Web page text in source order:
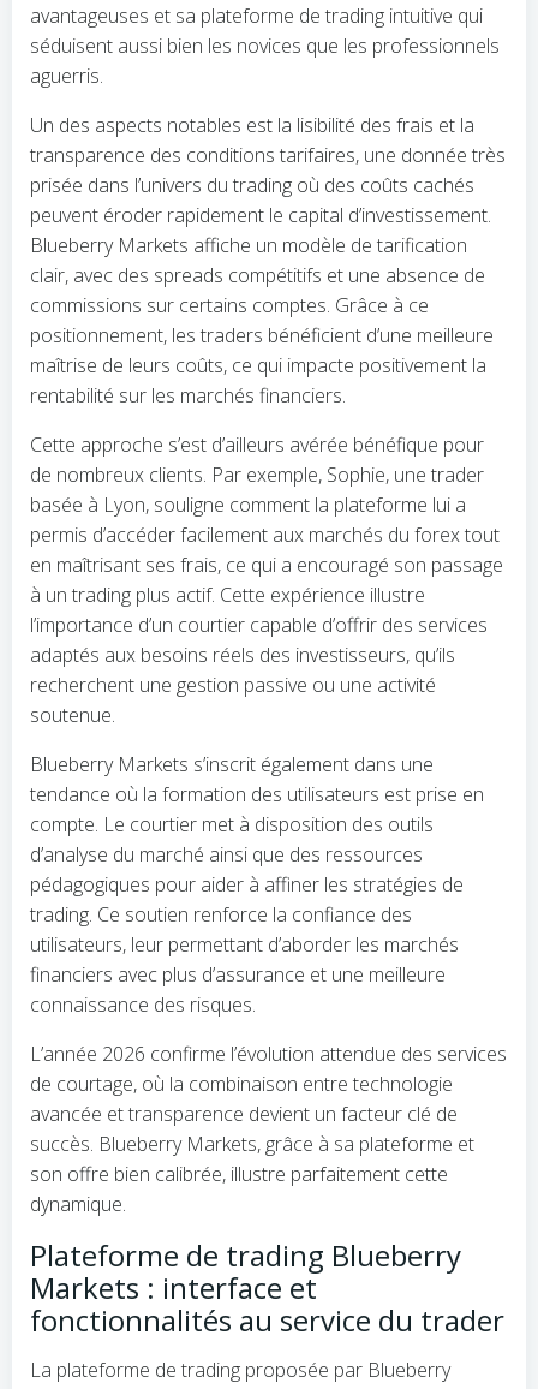
avantageuses et sa plateforme de trading intuitive qui
séduisent aussi bien les novices que les professionnels
aguerris.
Un des aspects notables est la lisibilité des frais et la
transparence des conditions tarifaires, une donnée très
prisée dans l’univers du trading où des coûts cachés
peuvent éroder rapidement le capital d’investissement.
Blueberry Markets affiche un modèle de tarification
clair, avec des spreads compétitifs et une absence de
commissions sur certains comptes. Grâce à ce
positionnement, les traders bénéficient d’une meilleure
maîtrise de leurs coûts, ce qui impacte positivement la
rentabilité sur les marchés financiers.
Cette approche s’est d’ailleurs avérée bénéfique pour
de nombreux clients. Par exemple, Sophie, une trader
basée à Lyon, souligne comment la plateforme lui a
permis d’accéder facilement aux marchés du forex tout
en maîtrisant ses frais, ce qui a encouragé son passage
à un trading plus actif. Cette expérience illustre
l’importance d’un courtier capable d’offrir des services
adaptés aux besoins réels des investisseurs, qu’ils
recherchent une gestion passive ou une activité
soutenue.
Blueberry Markets s’inscrit également dans une
tendance où la formation des utilisateurs est prise en
compte. Le courtier met à disposition des outils
d’analyse du marché ainsi que des ressources
pédagogiques pour aider à affiner les stratégies de
trading. Ce soutien renforce la confiance des
utilisateurs, leur permettant d’aborder les marchés
financiers avec plus d’assurance et une meilleure
connaissance des risques.
L’année 2026 confirme l’évolution attendue des services
de courtage, où la combinaison entre technologie
avancée et transparence devient un facteur clé de
succès. Blueberry Markets, grâce à sa plateforme et
son offre bien calibrée, illustre parfaitement cette
dynamique.
Plateforme de trading Blueberry
Markets : interface et
fonctionnalités au service du trader
La plateforme de trading proposée par Blueberry